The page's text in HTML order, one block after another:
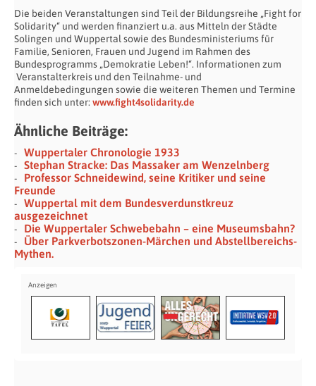
Die beiden Veranstaltungen sind Teil der Bildungsreihe „Fight for
Solidarity“ und werden finanziert u.a. aus Mitteln der Städte
Solingen und Wuppertal sowie des Bundesministeriums für
Familie, Senioren, Frauen und Jugend im Rahmen des
Bundesprogramms „Demokratie Leben!“. Informationen zum
Veranstalterkreis und den Teilnahme- und
Anmeldebedingungen sowie die weiteren Themen und Termine
finden sich unter: www.fight4solidarity.de
Ähnliche Beiträge:
Wuppertaler Chronologie 1933
Stephan Stracke: Das Massaker am Wenzelnberg
Professor Schneidewind, seine Kritiker und seine
Freunde
Wuppertal mit dem Bundesverdunstkreuz
ausgezeichnet
Die Wuppertaler Schwebebahn – eine Museumsbahn?
Über Parkverbotszonen-Märchen und Abstellbereichs-
Mythen.